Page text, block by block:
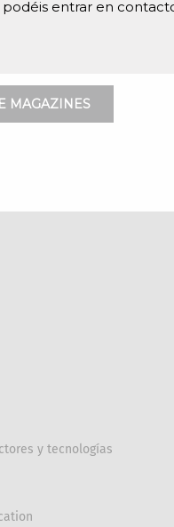
entrar en
MAGAZINES
y tecnologías